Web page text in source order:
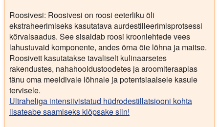
Roosivesi: Roosivesi on roosi eeterliku õli
ekstraheerimiseks kasutatava aurdestilleerimisprotsessi
kõrvalsaadus. See sisaldab roosi kroonlehtede vees
lahustuvaid komponente, andes õrna õie lõhna ja maitse.
Roosivett kasutatakse tavaliselt kulinaarsetes
rakendustes, nahahooldustoodetes ja aroomiteraapias
tänu oma meeldivale lõhnale ja potentsiaalsele kasule
tervisele.
Ultraheliga intensiivistatud hüdrodestillatsiooni kohta
lisateabe saamiseks klõpsake siin!